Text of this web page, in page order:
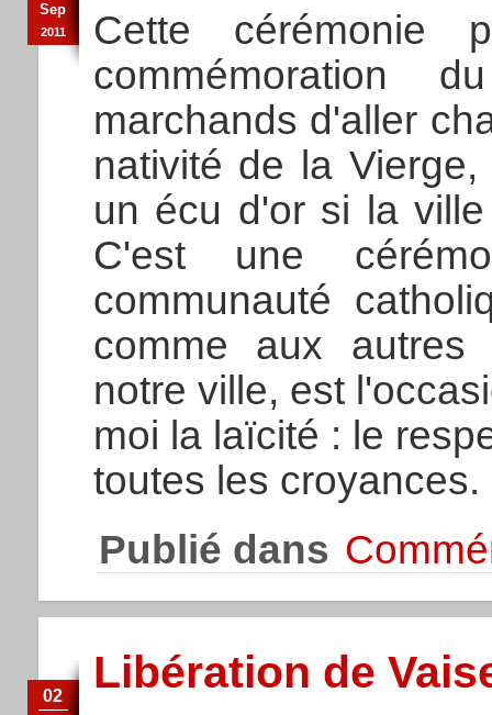
Sep
2011
Cette cérémonie
marchands d'aller
nativité de la
un écu d'or si la
C'est une
communauté
comme aux autres
notre ville, est
moi la laïcité : le
toutes les croyances.
Publié dans
Libération de
02